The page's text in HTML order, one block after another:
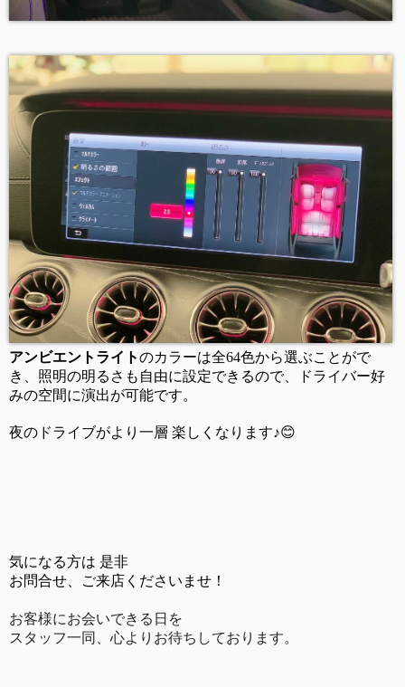
アンビエントライトのカラーは全64色から選ぶことがで
き、照明の明るさも自由に設定できるので、ドライバー好
みの空間に演出が可能です。
夜のドライブがより一層 楽しくなります♪😊
気になる方は 是非
お問合せ、ご来店くださいませ！
お客様にお会いできる日を
スタッフ一同、心よりお待ちしております。